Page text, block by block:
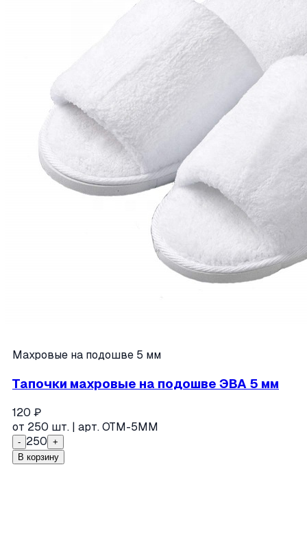
Махровые на подошве 5 мм
Тапочки махровые на подошве ЭВА 5 мм
120 ₽
от 250 шт. | арт.ОТМ-5ММ
- 250 +
В корзину